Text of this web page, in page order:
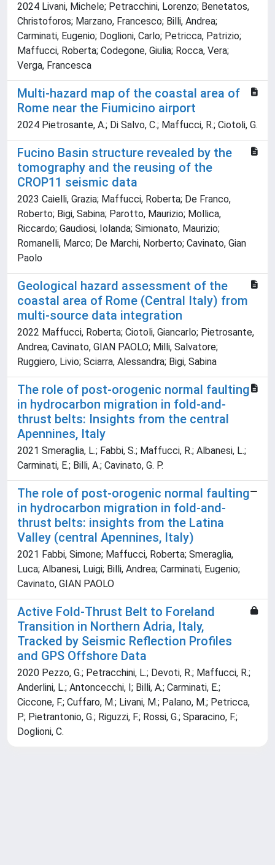
2024 Livani, Michele; Petracchini, Lorenzo; Benetatos,
Christoforos; Marzano, Francesco; Billi, Andrea;
Carminati, Eugenio; Doglioni, Carlo; Petricca, Patrizio;
Maffucci, Roberta; Codegone, Giulia; Rocca, Vera;
Verga, Francesca
Multi-hazard map of the coastal area of
Rome near the Fiumicino airport
2024 Pietrosante, A.; Di Salvo, C.; Maffucci, R.; Ciotoli, G.
Fucino Basin structure revealed by the
tomography and the reusing of the
CROP11 seismic data
2023 Caielli, Grazia; Maffucci, Roberta; De Franco,
Roberto; Bigi, Sabina; Parotto, Maurizio; Mollica,
Riccardo; Gaudiosi, Iolanda; Simionato, Maurizio;
Romanelli, Marco; De Marchi, Norberto; Cavinato, Gian
Paolo
Geological hazard assessment of the
coastal area of Rome (Central Italy) from
multi-source data integration
2022 Maffucci, Roberta; Ciotoli, Giancarlo; Pietrosante,
Andrea; Cavinato, GIAN PAOLO; Milli, Salvatore;
Ruggiero, Livio; Sciarra, Alessandra; Bigi, Sabina
The role of post-orogenic normal faulting
in hydrocarbon migration in fold-and-
thrust belts: Insights from the central
Apennines, Italy
2021 Smeraglia, L.; Fabbi, S.; Maffucci, R.; Albanesi, L.;
Carminati, E.; Billi, A.; Cavinato, G. P.
The role of post-orogenic normal faulting
in hydrocarbon migration in fold-and-
thrust belts: insights from the Latina
Valley (central Apennines, Italy)
2021 Fabbi, Simone; Maffucci, Roberta; Smeraglia,
Luca; Albanesi, Luigi; Billi, Andrea; Carminati, Eugenio;
Cavinato, GIAN PAOLO
Active Fold-Thrust Belt to Foreland
Transition in Northern Adria, Italy,
Tracked by Seismic Reflection Profiles
and GPS Offshore Data
2020 Pezzo, G.; Petracchini, L.; Devoti, R.; Maffucci, R.;
Anderlini, L.; Antoncecchi, I; Billi, A.; Carminati, E.;
Ciccone, F.; Cuffaro, M.; Livani, M.; Palano, M.; Petricca,
P.; Pietrantonio, G.; Riguzzi, F.; Rossi, G.; Sparacino, F.;
Doglioni, C.